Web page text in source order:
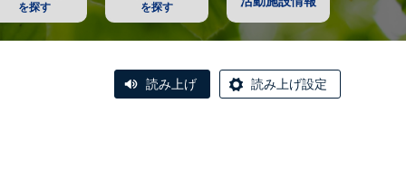
を探す を探す
読み上げ 読み上げ設定